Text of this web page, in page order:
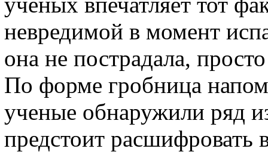
невредимой в момент
она не пострадала,
По форме гробница
ученые обнаружили ряд
предстоит расшифровать